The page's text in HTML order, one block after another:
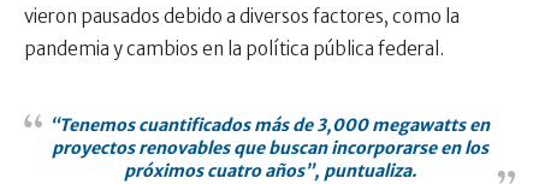
vieron pausados debido a diversos factores, como la
pandemia y cambios en la política pública federal.
“Tenemos cuantificados más de 3,000 megawatts en
proyectos renovables que buscan incorporarse en los
próximos cuatro años”, puntualiza.